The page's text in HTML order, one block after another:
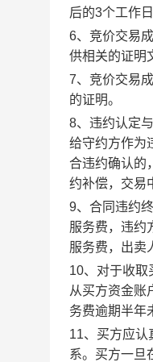
后的3个工作
6、竞价交易
供相关的证明
7、竞价交易
的证明。
8、违约认定
给守约方作为
合违约确认的
约补偿，交易
9、合同违约
服务费，违约
服务费，出卖
10、对于收取
从买方资金账
务费逾期半年
11、买方应认
系。买方一旦